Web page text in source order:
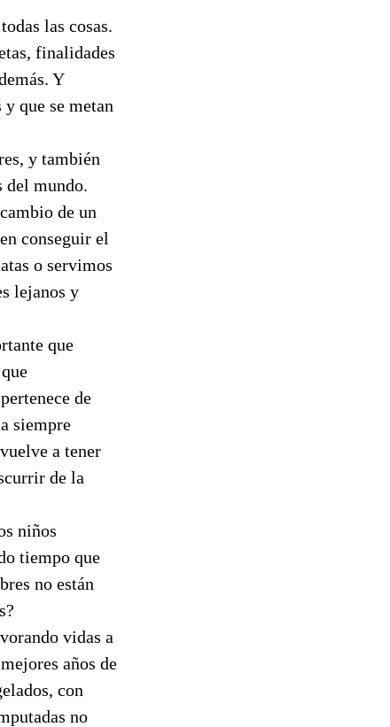
las cosas.
finalidades
Y
y que se metan
y también
del mundo.
de un
conseguir el
o servimos
lejanos y
que
de
siempre
a tener
de la
niños
tiempo que
no están
vidas a
años de
con
no